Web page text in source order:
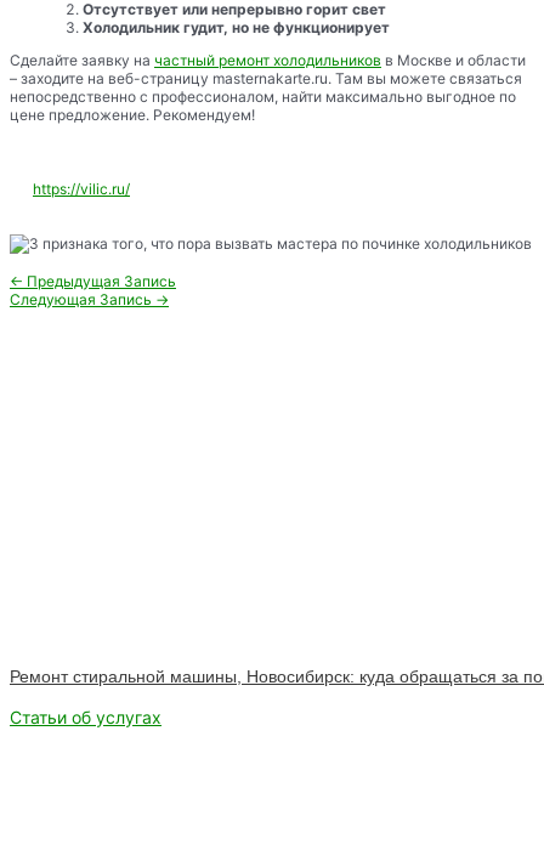
Отсутствует или непрерывно горит свет
Холодильник гудит, но не функционирует
Сделайте заявку на частный ремонт холодильников в Москве и области
– заходите на веб-страницу masternakarte.ru. Там вы можете связаться
непосредственно с профессионалом, найти максимально выгодное по
цене предложение. Рекомендуем!
https://vilic.ru/
Навигация
по
← Предыдущая Запись
Следующая Запись →
Ремонт стиральной машины, Новосибирск: куда обращаться за
Статьи об услугах